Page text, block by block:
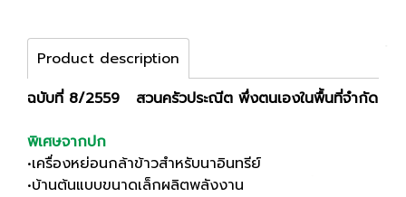
Product description
ฉบับที่ 8/2559 สวนครัวประณีต พึ่งตนเองในพื้นที่จำกัด
พิเศษจากปก
•เครื่องหย่อนกล้าข้าวสำหรับนาอินทรีย์
•บ้านต้นแบบขนาดเล็กผลิตพลังงาน